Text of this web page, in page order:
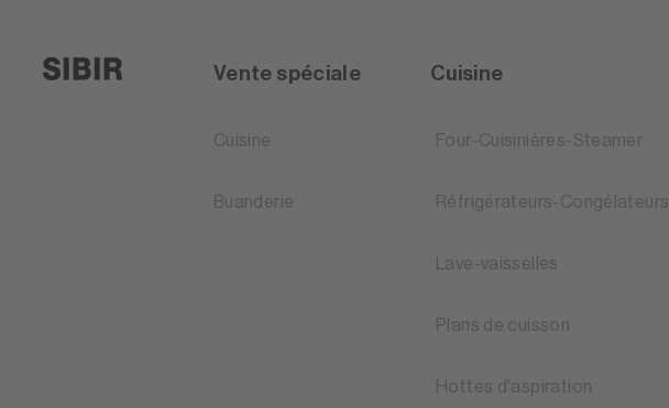
Vente spéciale
Cuisine
Buanderie
Cuisine
Four-Cuisinières-Steamer
Réfrigérateurs-Congélateurs
Lave-vaisselles
Plans de cuisson
Hottes d'aspiration